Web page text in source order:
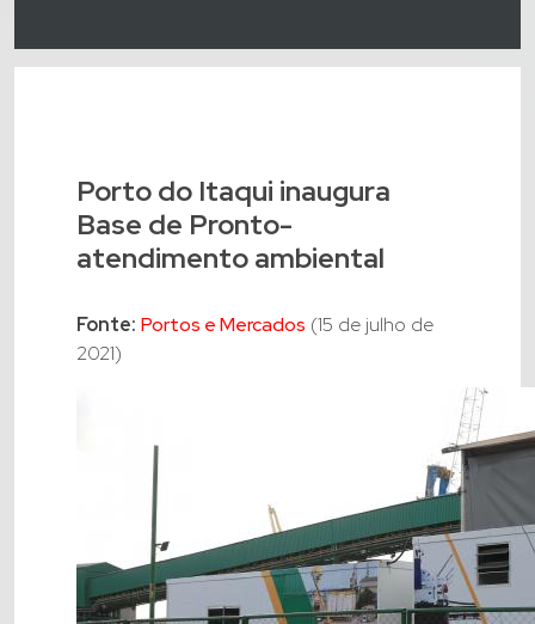
Porto do Itaqui inaugura
Base de Pronto-
atendimento ambiental
Fonte: Portos e Mercados (15 de julho de
2021)